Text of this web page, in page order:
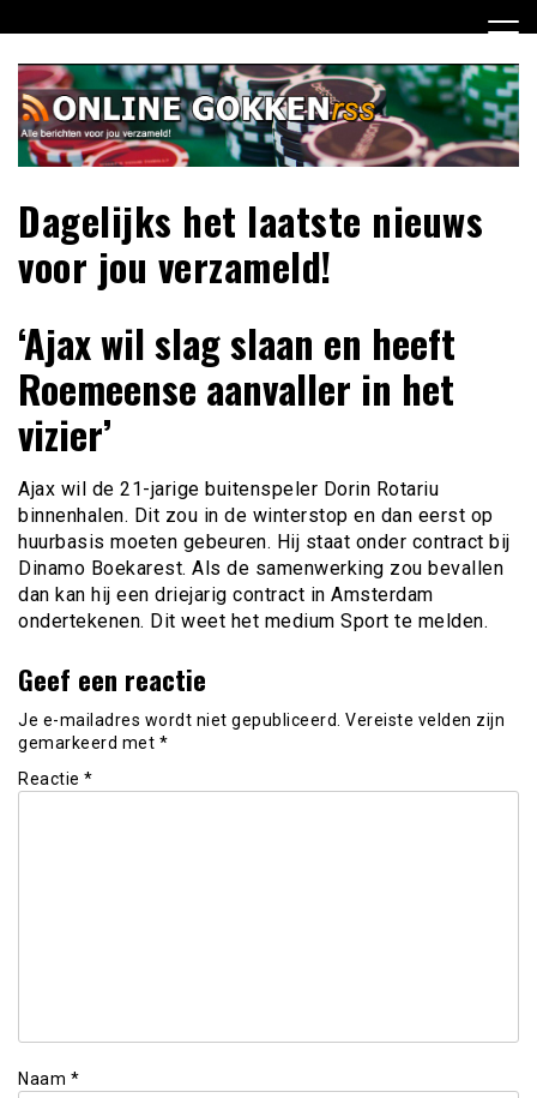
naar
inhoud
Dagelijks het laatste nieuws
voor jou verzameld!
‘Ajax wil slag slaan en heeft
Roemeense aanvaller in het
vizier’
Ajax wil de 21-jarige buitenspeler Dorin Rotariu
binnenhalen. Dit zou in de winterstop en dan eerst op
huurbasis moeten gebeuren. Hij staat onder contract bij
Dinamo Boekarest. Als de samenwerking zou bevallen
dan kan hij een driejarig contract in Amsterdam
ondertekenen. Dit weet het medium Sport te melden.
Geef een reactie
Je e-mailadres wordt niet gepubliceerd. Vereiste velden zijn
gemarkeerd met *
Reactie *
Naam *